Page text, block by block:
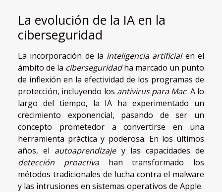
La evolución de la IA en la
ciberseguridad
La incorporación de la inteligencia artificialen el
ámbito de la ciberseguridadha marcado un punto
de inflexión en la efectividad de los programas de
protección, incluyendo los antivirus para Mac. A lo
largo del tiempo, la IA ha experimentado un
crecimiento exponencial, pasando de ser un
concepto prometedor a convertirse en una
herramienta práctica y poderosa. En los últimos
años, el autoaprendizajey las capacidades de
detección proactivahan transformado los
métodos tradicionales de lucha contra el malware
y las intrusiones en sistemas operativos de Apple.